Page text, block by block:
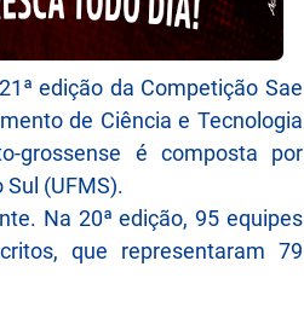
edição da Competição Sae
de Ciência e Tecnologia
grossense é composta por
(UFMS).
Na 20ª edição, 95 equipes
, que representaram 79